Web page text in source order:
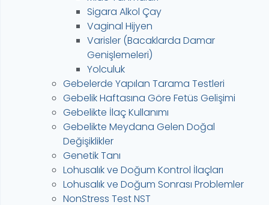
Sigara Alkol Çay
Vaginal Hijyen
Varisler (Bacaklarda Damar
Genişlemeleri)
Yolculuk
Gebelerde Yapılan Tarama Testleri
Gebelik Haftasına Göre Fetüs Gelişimi
Gebelikte İlaç Kullanımı
Gebelikte Meydana Gelen Doğal
Değişiklikler
Genetik Tanı
Lohusalık ve Doğum Kontrol İlaçları
Lohusalık ve Doğum Sonrası Problemler
NonStress Test NST